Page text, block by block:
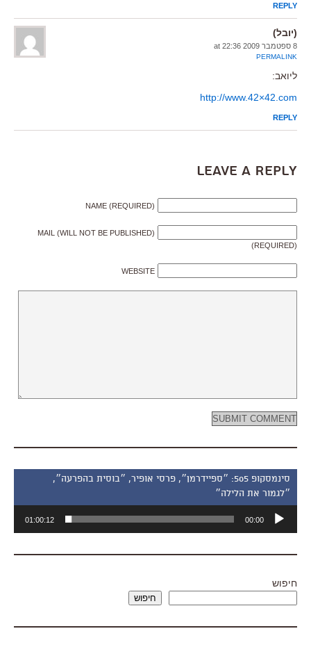
REPLY
(יובל)
8 ספטמבר 2009 at 22:36
PERMALINK
ליואב:
http://www.42×42.com
REPLY
Leave a Reply
NAME (REQUIRED)
MAIL (WILL NOT BE PUBLISHED)
(REQUIRED)
WEBSITE
סינמסקופ 505: ״ספיידרמן״, פרסי אופיר, ״בוסית בהפרעה״,
״לגמור את הלילה״
אודיו
00:00
01:00:12
חיפוש
חיפוש